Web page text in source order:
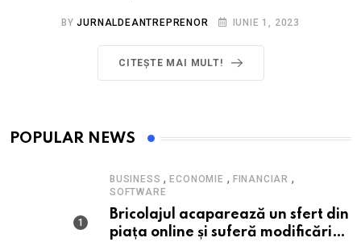
BYJURNALDEANTREPRENOR IUNIE 1, 2023
CITEȘTE MAI MULT!
POPULAR NEWS
BUSINESS ,ECONOMIE , FINANCIAR ,
SOFTWARE
Bricolajul acaparează un sfert din
piața online și suferă modificări